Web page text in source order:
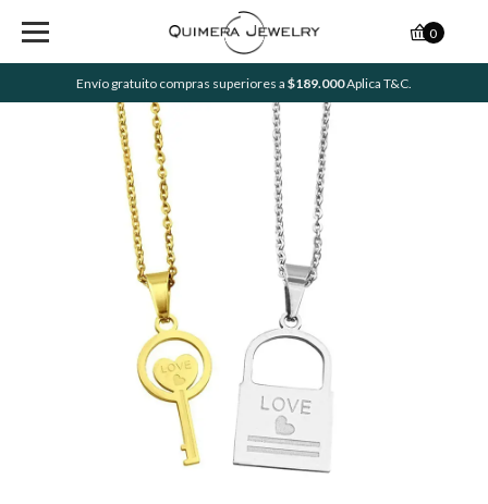
Envío gratuito compras superiores a $189.000Aplica T&C.
0